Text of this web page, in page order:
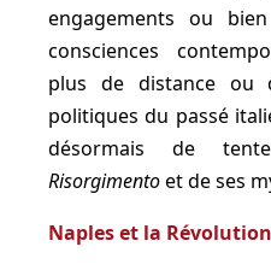
engagements ou
consciences
plus de distance ou
politiques du passé
désormais de
Risorgimentoet de ses
Naples et la